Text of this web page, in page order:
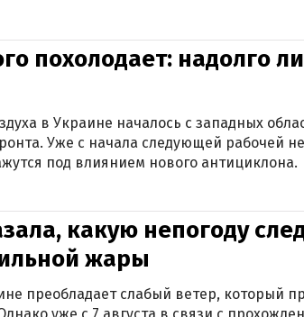
похолодает: надолго ли
в Украине началось с западных
Уже с начала следующей рабочей
под влиянием нового антициклона.
какую непогоду
жары
преобладает слабый ветер, который